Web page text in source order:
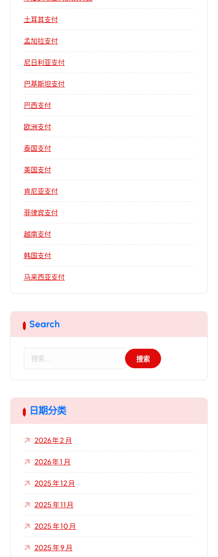
土耳其支付
孟加拉支付
尼日利亚支付
巴基斯坦支付
巴西支付
欧洲支付
泰国支付
美国支付
肯尼亚支付
菲律宾支付
越南支付
韩国支付
马来西亚支付
Search
日期分类
2026 年 2 月
2026 年 1 月
2025 年 12 月
2025 年 11 月
2025 年 10 月
2025 年 9 月